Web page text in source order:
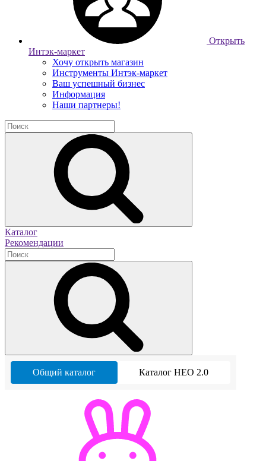
Открыть
Интэк-маркет
Хочу открыть магазин
Инструменты Интэк-маркет
Ваш успешный бизнес
Информация
Наши партнеры!
Каталог
Рекомендации
Общий каталог Каталог НЕО 2.0